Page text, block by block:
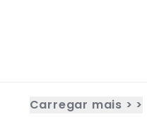
Carregar mais > >